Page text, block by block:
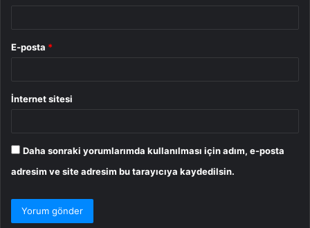
E-posta *
İnternet sitesi
Daha sonraki yorumlarımda kullanılması için adım, e-posta
adresim ve site adresim bu tarayıcıya kaydedilsin.